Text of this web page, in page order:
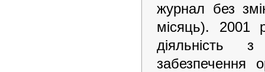
журнал без
місяць). 2001
діяльність з
забезпечення